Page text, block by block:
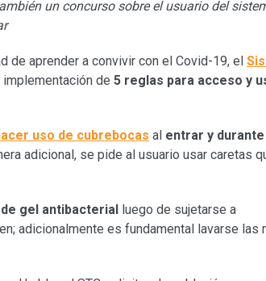
un concurso sobre el usuario del
de aprender a convivir con el Covid-19, el
implementación de 5 reglas para acceso y
uso de cubrebocas al entrar y
adicional, se pide al usuario usar caretas
gel antibacterial
luego de sujetarse a
adicionalmente es fundamental lavarse las